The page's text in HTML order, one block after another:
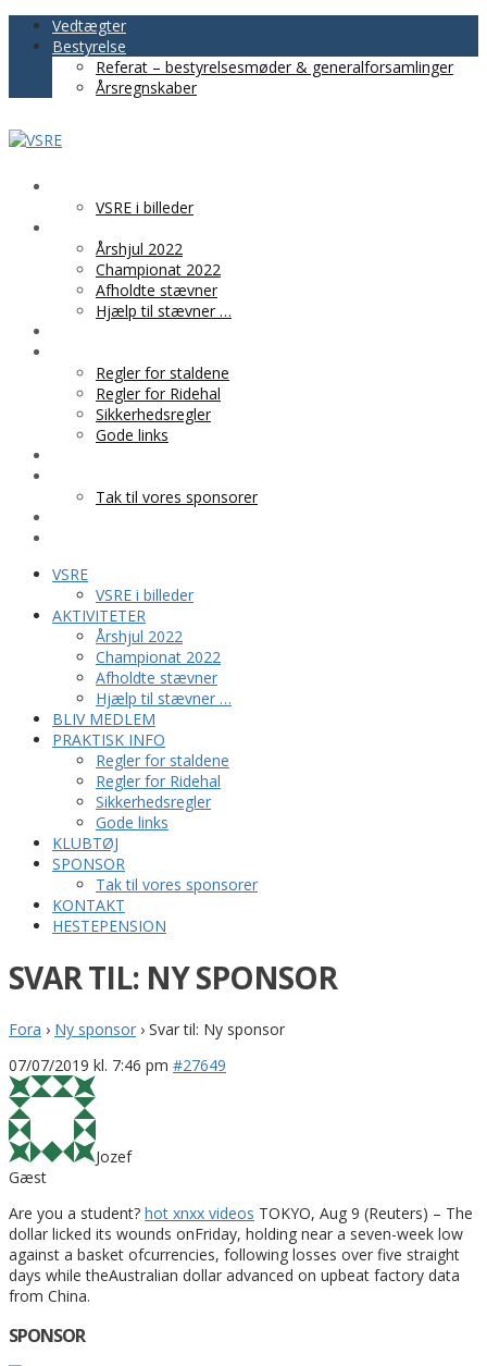
Vedtægter
Bestyrelse
Referat – bestyrelsesmøder & generalforsamlinger
Årsregnskaber
VSRE i billeder
Årshjul 2022
Championat 2022
Afholdte stævner
Hjælp til stævner …
Regler for staldene
Regler for Ridehal
Sikkerhedsregler
Gode links
Tak til vores sponsorer
VSRE
VSRE i billeder
AKTIVITETER
Årshjul 2022
Championat 2022
Afholdte stævner
Hjælp til stævner …
BLIV MEDLEM
PRAKTISK INFO
Regler for staldene
Regler for Ridehal
Sikkerhedsregler
Gode links
KLUBTØJ
SPONSOR
Tak til vores sponsorer
KONTAKT
HESTEPENSION
SVAR TIL: NY SPONSOR
Fora › Ny sponsor › Svar til: Ny sponsor
07/07/2019 kl. 7:46 pm #27649
Jozef
Gæst
Are you a student? hot xnxx videos TOKYO, Aug 9 (Reuters) – The
dollar licked its wounds onFriday, holding near a seven-week low
against a basket ofcurrencies, following losses over five straight
days while theAustralian dollar advanced on upbeat factory data
from China.
SPONSOR